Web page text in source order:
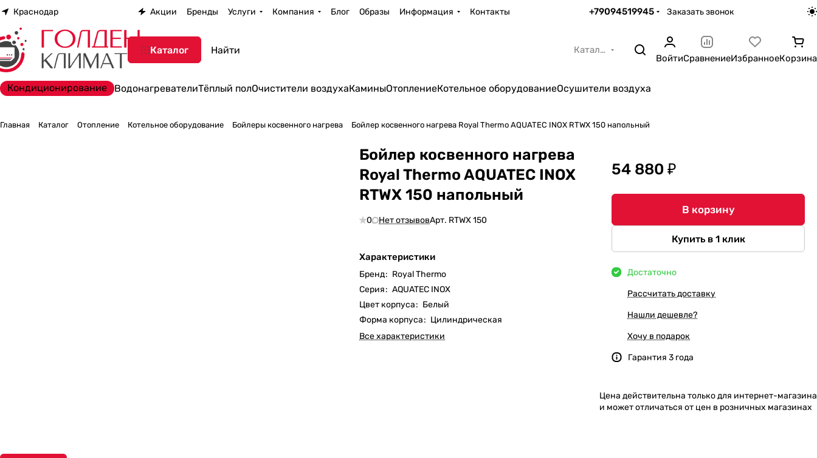
Краснодар Акции Бренды Услуги Компания Блог Образы Информация Контакты +79094519945 Заказать звонок
Каталог Каталог
ВойтиСравнениеИзбранноеКорзина
Кондиционирование ВодонагревателиТёплый полОчистители воздухаКаминыОтоплениеКотельное оборудованиеОсушители воздуха
Главная Каталог Отопление Котельное оборудование Бойлеры косвенного нагрева Бойлер косвенного нагрева Royal Thermo AQUATEC INOX RTWX 150 напольный
Бойлер косвенного нагрева
Royal Thermo AQUATEC INOX
RTWX 150 напольный
0 Нет отзывовАрт. RTWX 150
Характеристики
Бренд: Royal Thermo
Серия: AQUATEC INOX
Цвет корпуса: Белый
Форма корпуса: Цилиндрическая
Все характеристики
54 880 ₽
В корзину
Купить в 1 клик
Достаточно
Рассчитать доставку
Нашли дешевле?
Хочу в подарок
Гарантия 3 года
Цена действительна только для интернет-магазина
и может отличаться от цен в розничных магазинах